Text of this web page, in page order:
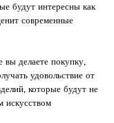
будут интересны как
современные
вы делаете покупку,
удовольствие от
которые будут не